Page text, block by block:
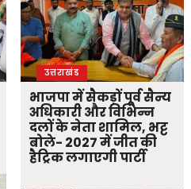
उत्तराखंड
भाजपा में सैकड़ों पूर्व सैन्य
अधिकारी और विभिन्न
दलों के नेता शामिल, भट्ट
बोले- 2027 में जीत की
हैट्रिक लगाएगी पार्टी